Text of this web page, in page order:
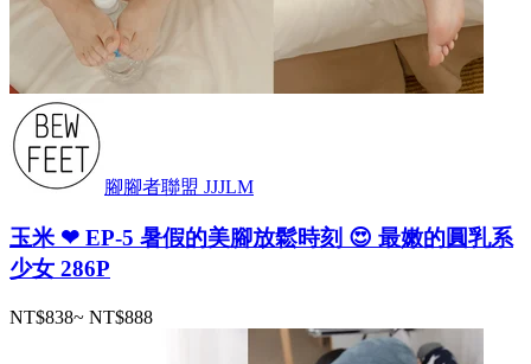
腳腳者聯盟 JJJLM
玉米 ❤ EP-5 暑假的美腳放鬆時刻 😍 最嫩的圓乳系
少女 286P
NT$838~ NT$888